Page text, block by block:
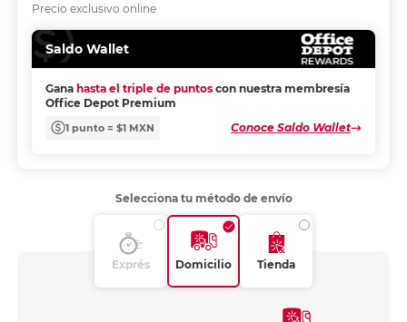
Precio exclusivo online
Saldo Wallet
Gana hasta el triple de puntos con nuestra membresía
Office Depot Premium
1 punto = $1 MXN Conoce Saldo Wallet
Selecciona tu método de envío
Exprés Domicilio Tienda